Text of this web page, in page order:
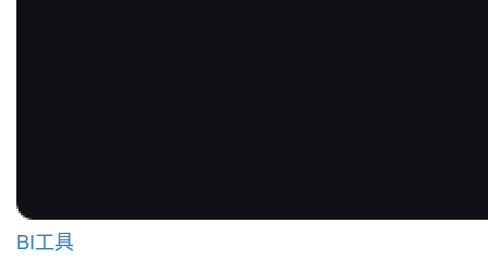
BI工具